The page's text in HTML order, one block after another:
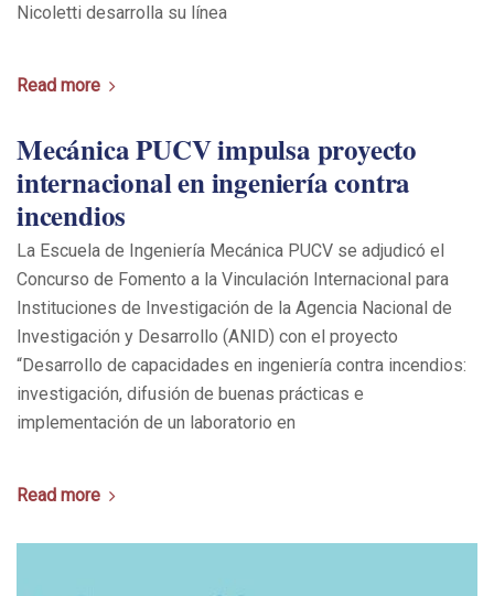
Nicoletti desarrolla su línea
Read more
Mecánica PUCV impulsa proyecto
internacional en ingeniería contra
incendios
La Escuela de Ingeniería Mecánica PUCV se adjudicó el
Concurso de Fomento a la Vinculación Internacional para
Instituciones de Investigación de la Agencia Nacional de
Investigación y Desarrollo (ANID) con el proyecto
“Desarrollo de capacidades en ingeniería contra incendios:
investigación, difusión de buenas prácticas e
implementación de un laboratorio en
Read more